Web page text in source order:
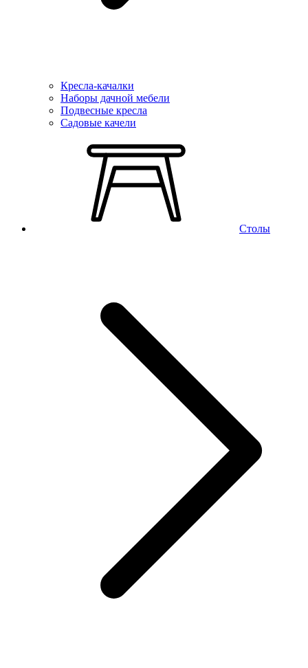
Кресла-качалки
Наборы дачной мебели
Подвесные кресла
Садовые качели
Столы